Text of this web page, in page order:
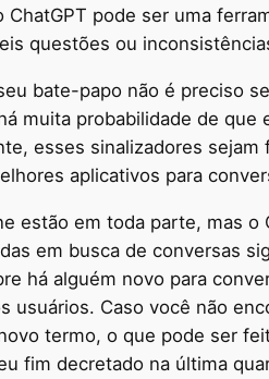
ChatGPT pode ser uma
questões ou
bate-papo não é preciso
muita probabilidade de
esses sinalizadores
aplicativos para
estão em toda parte, mas
em busca de conversas
há alguém novo para
usuários. Caso você não
termo, o que pode ser
fim decretado na última